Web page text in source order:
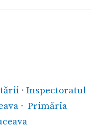
· Inspectoratul
· Primăria